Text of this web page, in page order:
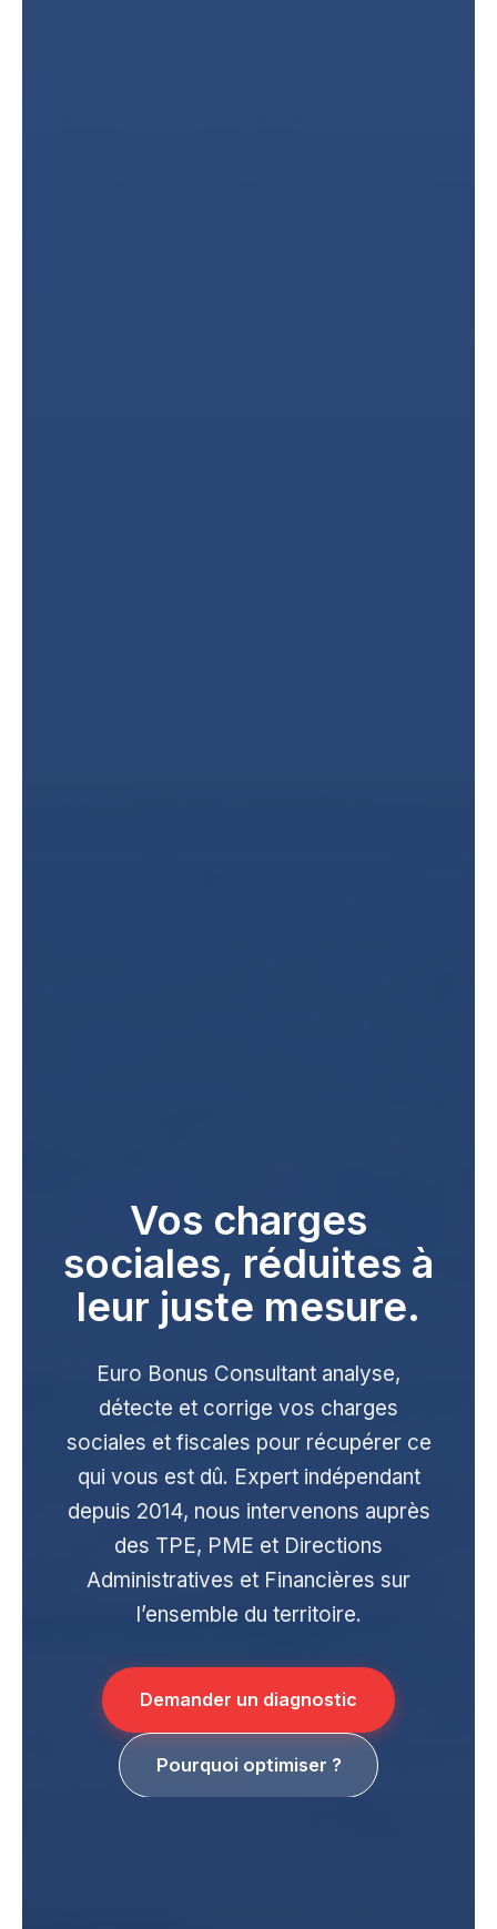
Vos charges
sociales, réduites à
leur juste mesure.
Euro Bonus Consultant analyse,
détecte et corrige vos charges
sociales et fiscales pour récupérer ce
qui vous est dû. Expert indépendant
depuis 2014, nous intervenons auprès
des TPE, PME et Directions
Administratives et Financières sur
l’ensemble du territoire.
Demander un diagnostic
Pourquoi optimiser ?